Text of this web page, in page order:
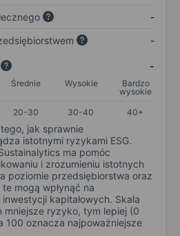
-
-
-
Średnie Wysokie
Bardzo
wysokie
20-30 30-40 40+
jak sprawnie
istotnymi ryzykami ESG.
ma pomóc
i zrozumieniu istotnych
poziomie przedsiębiorstwa oraz
mogą wpłynąć na
kapitałowych. Skala
mniejsze ryzyko, tym lepiej (0
100 oznacza najpoważniejsze